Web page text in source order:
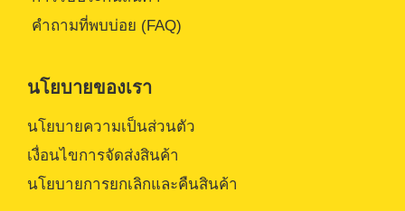
คำถามที่พบบ่อย (FAQ)
นโยบายของเรา
นโยบายความเป็นส่วนตัว
เงื่อนไขการจัดส่งสินค้า
นโยบายการยกเลิกและคืนสินค้า